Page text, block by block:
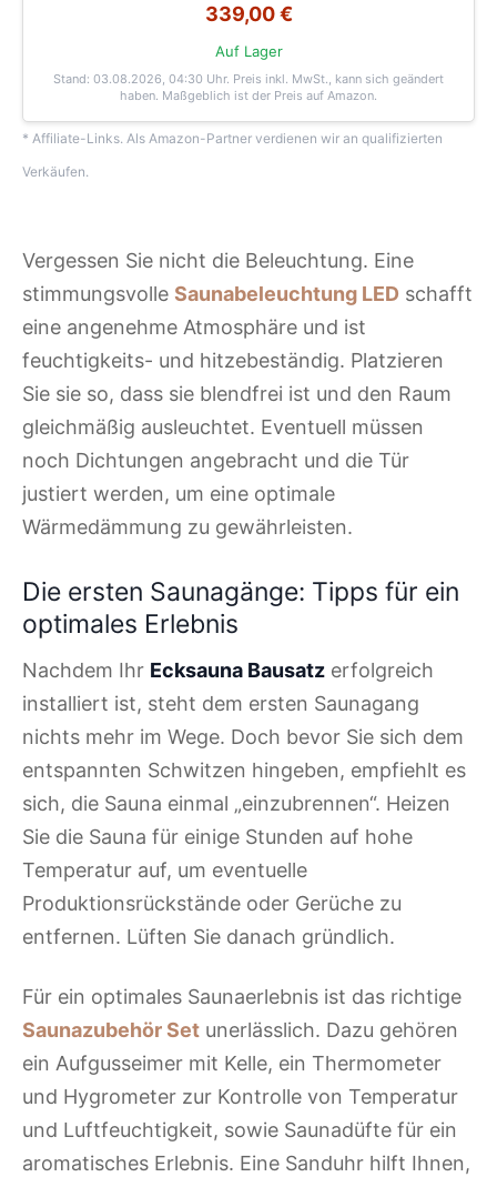
339,00 €
Auf Lager
Stand: 03.08.2026, 04:30 Uhr. Preis inkl. MwSt., kann sich geändert
haben. Maßgeblich ist der Preis auf Amazon.
* Affiliate-Links. Als Amazon-Partner verdienen wir an qualifizierten
Verkäufen.
Vergessen Sie nicht die Beleuchtung. Eine
stimmungsvolle Saunabeleuchtung LED schafft
eine angenehme Atmosphäre und ist
feuchtigkeits- und hitzebeständig. Platzieren
Sie sie so, dass sie blendfrei ist und den Raum
gleichmäßig ausleuchtet. Eventuell müssen
noch Dichtungen angebracht und die Tür
justiert werden, um eine optimale
Wärmedämmung zu gewährleisten.
Die ersten Saunagänge: Tipps für ein
optimales Erlebnis
Nachdem Ihr Ecksauna Bausatz erfolgreich
installiert ist, steht dem ersten Saunagang
nichts mehr im Wege. Doch bevor Sie sich dem
entspannten Schwitzen hingeben, empfiehlt es
sich, die Sauna einmal „einzubrennen“. Heizen
Sie die Sauna für einige Stunden auf hohe
Temperatur auf, um eventuelle
Produktionsrückstände oder Gerüche zu
entfernen. Lüften Sie danach gründlich.
Für ein optimales Saunaerlebnis ist das richtige
Saunazubehör Set unerlässlich. Dazu gehören
ein Aufgusseimer mit Kelle, ein Thermometer
und Hygrometer zur Kontrolle von Temperatur
und Luftfeuchtigkeit, sowie Saunadüfte für ein
aromatisches Erlebnis. Eine Sanduhr hilft Ihnen,